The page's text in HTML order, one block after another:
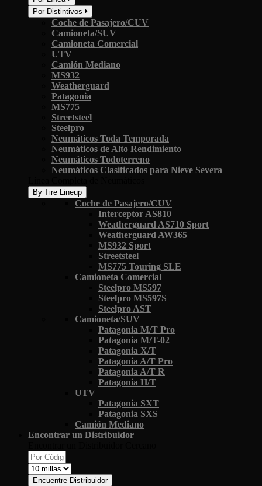
Por Distintivos
Coche de Pasajero/CUV
Camioneta/SUV
Camioneta Comercial
UTV
Camión Mediano
MS932
Weatherguard
Patagonia
MS775
Streetsteel
Steelpro
Neumáticos Toda Temporada
Neumáticos de Alto Rendimiento
Neumáticos Todoterreno
Neumáticos Clasificados para Nieve Severa
By Tire Lineup
Coche de Pasajero/CUV
Interceptor AS810
Weatherguard AS710 Sport
Weatherguard AW365
MS932 Sport
Streetsteel
MS775 Touring SLE
Camioneta Comercial
Steelpro MS597
Steelpro MS597S
Steelpro AST
Camioneta/SUV
Patagonia M/T Pro
Patagonia M/T-02
Patagonia X/T
Patagonia A/T Pro
Patagonia A/T R
Patagonia H/T
UTV
Patagonia SXT
Patagonia SXS
Camión Mediano
Encontrar un Distribuidor
Encuentre Distribuidor